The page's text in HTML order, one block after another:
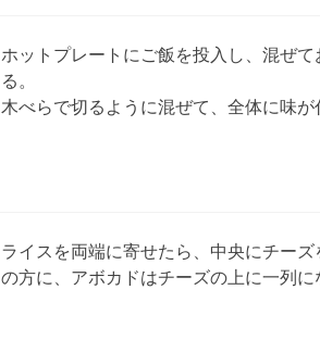
ホットプレートにご飯を投入し、混ぜ
る。
木べらで切るように混ぜて、全体に味が
ライスを両端に寄せたら、中央にチー
の方に、アボカドはチーズの上に一列に